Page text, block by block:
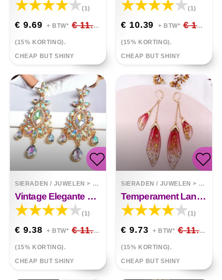
(1)
€ 9.69 + BTW* € 11.40
(15% KORTING).
CHEAP BUT SHINY
(1)
€ 10.39 + BTW* € 12.22
(15% KORTING).
CHEAP BUT SHINY
SIERADEN / JUWELEN > OORBELLEN
Vintage Elegante Druppelvormige Oorbellen Luxe Kristal Hangstijl
(1)
€ 9.38 + BTW* € 11.03
(15% KORTING).
CHEAP BUT SHINY
SIERADEN / JUWELEN >
Temperament Lange Vlinder Kristallen Oorbellen
(1)
€ 9.73 + BTW* € 11.45
(15% KORTING).
CHEAP BUT SHINY